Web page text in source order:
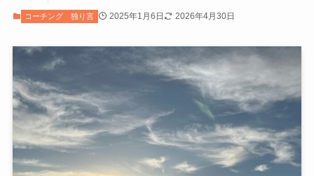
コーチング 独り言 2025年1月6日 2026年4月30日